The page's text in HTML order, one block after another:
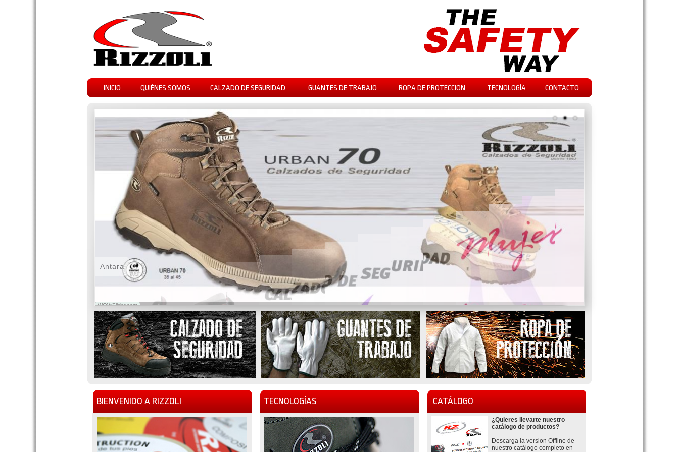
INICIO QUIÉNES SOMOS CALZADO DE SEGURIDAD GUANTES DE TRABAJO ROPA DE PROTECCION TECNOLOGÍA CONTACTO
WOWSlider.com
Antara
BIENVENIDO A RIZZOLI TECNOLOGÍAS CATÁLOGO
¿Quieres llevarte nuestro
catálogo de productos?
Descarga la version Offline de
nuestro catálogo completo en